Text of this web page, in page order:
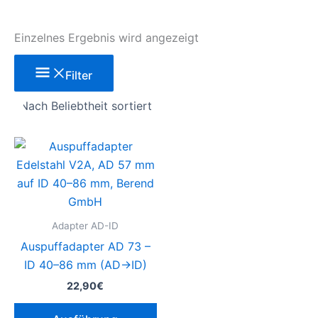
Einzelnes Ergebnis wird angezeigt
Filter
Adapter AD-ID
Auspuffadapter AD 73 –
ID 40–86 mm (AD→ID)
22,90€